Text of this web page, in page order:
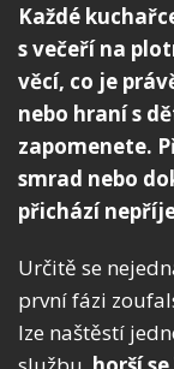
Každé
s večeří na
věcí, co je
nebo hraní s
zapomenete.
smrad nebo
přichází
Určitě se
první fázi
lze naštěstí